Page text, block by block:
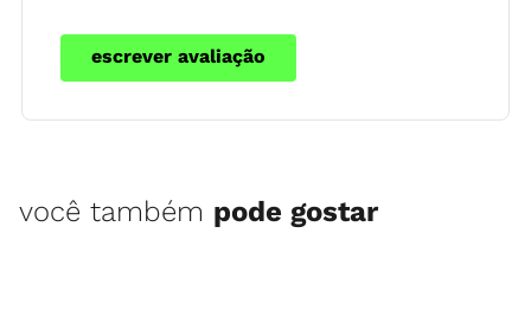
escrever avaliação
você também pode gostar